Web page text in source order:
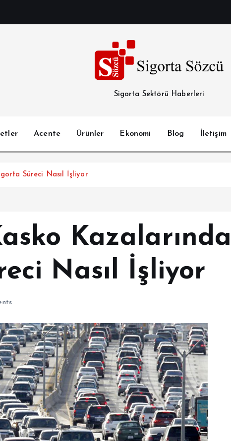
Sigorta Sektörü Haberleri
Acente Ürünler Ekonomi Blog İletişim
Süreci Nasıl İşliyor
Kazalarında
Nasıl İşliyor